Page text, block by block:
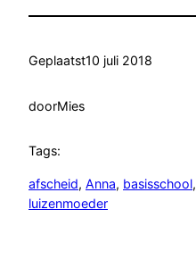
Geplaatst10 juli 2018
doorMies
Tags:
afscheid, Anna, basisschool,
luizenmoeder